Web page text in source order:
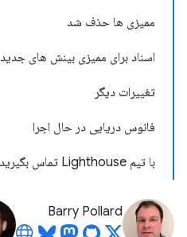
ممیزی ها حذف شد
اسناد برای ممیزی بینش های جدید
تغییرات دیگر
فانوس دریایی در حال اجرا
با تیم Lighthouse تماس بگیرید
Barry Pollard